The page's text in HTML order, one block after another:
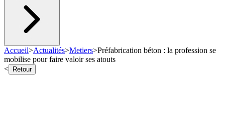
Accueil>Actualités>Metiers>Préfabrication béton : la profession se
mobilise pour faire valoir ses atouts
<
Retour